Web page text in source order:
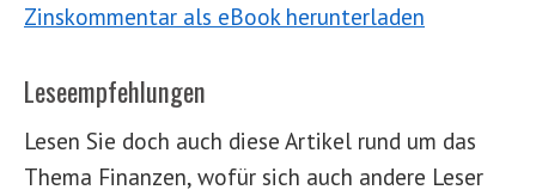
Zinskommentar als eBook herunterladen
Leseempfehlungen
Lesen Sie doch auch diese Artikel rund um das
Thema Finanzen, wofür sich auch andere Leser